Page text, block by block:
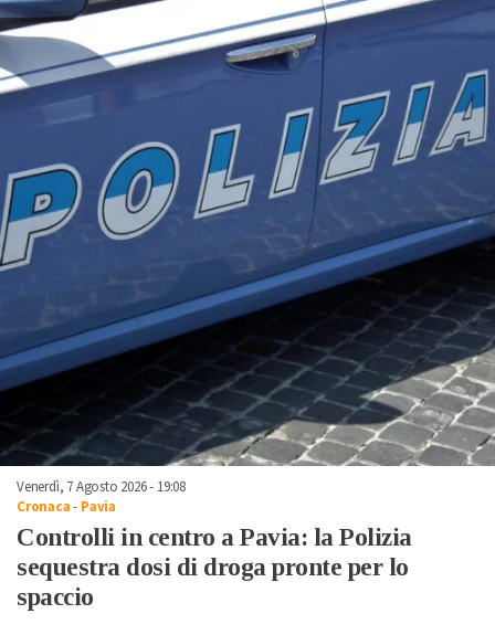
Venerdì, 7 Agosto 2026 - 19:08
Cronaca- Pavia
Controlli in centro a Pavia: la Polizia
sequestra dosi di droga pronte per lo
spaccio